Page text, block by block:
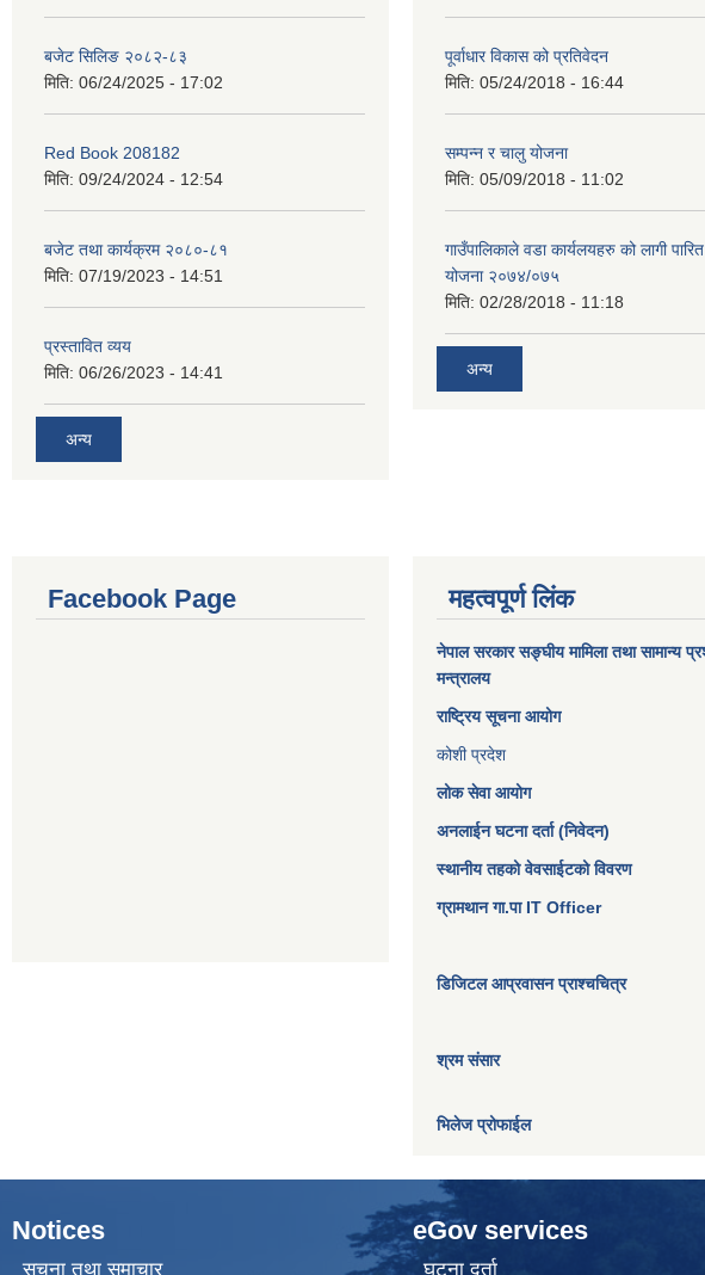
बजेट सिलिङ २०८२-८३
मिति: 06/24/2025 - 17:02
Red Book 208182
मिति: 09/24/2024 - 12:54
बजेट तथा कार्यक्रम २०८०-८१
मिति: 07/19/2023 - 14:51
प्रस्तावित व्यय
मिति: 06/26/2023 - 14:41
अन्य
पूर्वाधार विकास को प्रतिवेदन
मिति: 05/24/2018 - 16:44
सम्पन्न र चालु योजना
मिति: 05/09/2018 - 11:02
गाउँपालिकाले वडा कार्यलयहरु को लागी
योजना २०७४/०७५
मिति: 02/28/2018 - 11:18
अन्य
Facebook Page महत्वपूर्ण लिंक
नेपाल सरकारसङ्घीय मामिला तथा सामान्य
मन्त्रालय
राष्ट्रिय सूचना आयोग
कोशी प्रदेश
लोक सेवा आयोग
अनलाईन घटना दर्ता (निवेदन)
स्थानीय तहको वेवसाईटको विवरण
ग्रामथान गा.पा IT Officer
डिजिटल आप्रवासन प्राश्चचित्र
श्रम संसार
भिलेज प्रोफाईल
Notices
सूचना तथा समाचार
eGov services
घटना दर्ता